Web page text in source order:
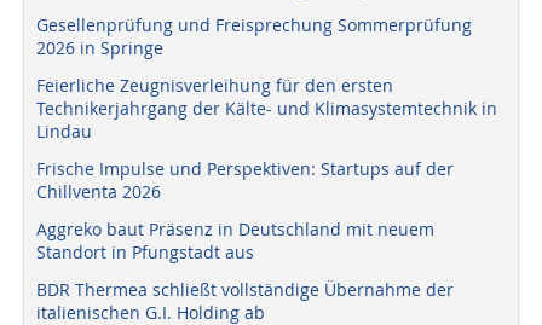
Gesellenprüfung und Freisprechung Sommerprüfung
2026 in Springe
Feierliche Zeugnisverleihung für den ersten
Technikerjahrgang der Kälte- und Klimasystemtechnik in
Lindau
Frische Impulse und Perspektiven: Startups auf der
Chillventa 2026
Aggreko baut Präsenz in Deutschland mit neuem
Standort in Pfungstadt aus
BDR Thermea schließt vollständige Übernahme der
italienischen G.I. Holding ab